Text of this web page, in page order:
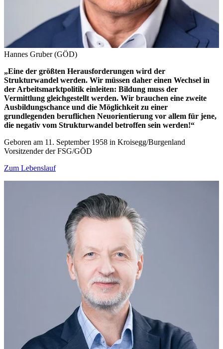
Hannes Gruber (GÖD)
„Eine der größten Herausforderungen wird der
Strukturwandel werden. Wir müssen daher einen Wechsel in
der Arbeitsmarktpolitik einleiten: Bildung muss der
Vermittlung gleichgestellt werden. Wir brauchen eine zweite
Ausbildungschance und die Möglichkeit zu einer
grundlegenden beruflichen Neuorientierung vor allem für jene,
die negativ vom Strukturwandel betroffen sein werden!“
Geboren am 11. September 1958 in Kroisegg/Burgenland
Vorsitzender der FSG/GÖD
Zum Lebenslauf